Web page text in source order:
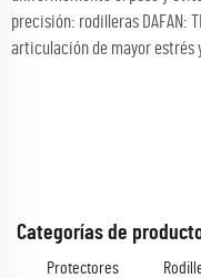
precisión: rodilleras DAFAN:
articulación de mayor estrés
Categorías de
Protectores